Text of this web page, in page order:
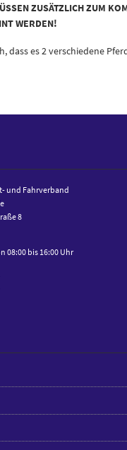
ZUSÄTZLICH ZUM
WERDEN!
dass es 2 verschiedene
und Fahrverband
8
08:00 bis 16:00 Uhr